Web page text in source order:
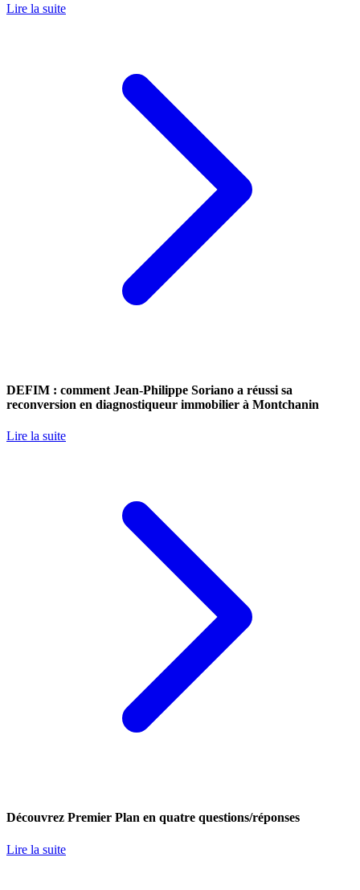
Lire la suite
DEFIM : comment Jean-Philippe Soriano a réussi sa
reconversion en diagnostiqueur immobilier à Montchanin
Lire la suite
Découvrez Premier Plan en quatre questions/réponses
Lire la suite